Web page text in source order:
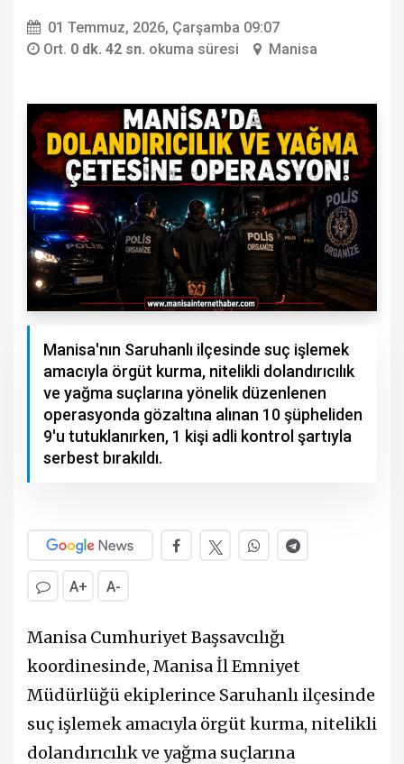
01 Temmuz, 2026, Çarşamba 09:07
Ort. 0 dk. 42 sn. okuma süresi Manisa
Manisa'nın Saruhanlı ilçesinde suç işlemek
amacıyla örgüt kurma, nitelikli dolandırıcılık
ve yağma suçlarına yönelik düzenlenen
operasyonda gözaltına alınan 10 şüpheliden
9'u tutuklanırken, 1 kişi adli kontrol şartıyla
serbest bırakıldı.
A+ A-
Manisa Cumhuriyet Başsavcılığı
koordinesinde, Manisa İl Emniyet
Müdürlüğü ekiplerince Saruhanlı ilçesinde
suç işlemek amacıyla örgüt kurma, nitelikli
dolandırıcılık ve yağma suçlarına